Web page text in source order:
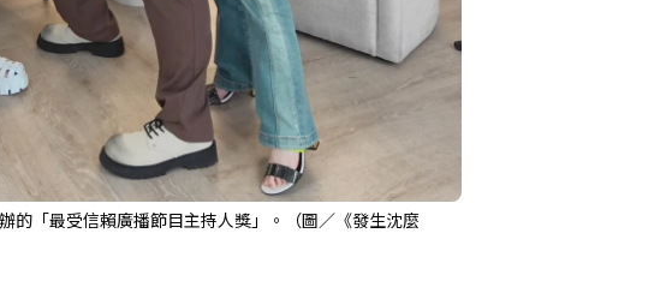
的「最受信賴廣播節目主持人獎」。（圖／《發生沈麼